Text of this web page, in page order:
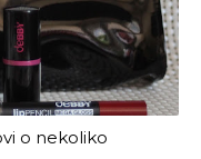
o nekoliko